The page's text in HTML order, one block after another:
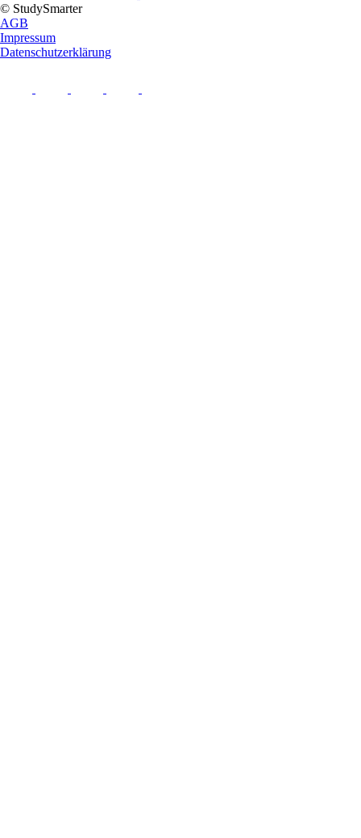
© StudySmarter
AGB
Impressum
Datenschutzerklärung